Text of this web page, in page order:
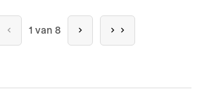
1 van 8